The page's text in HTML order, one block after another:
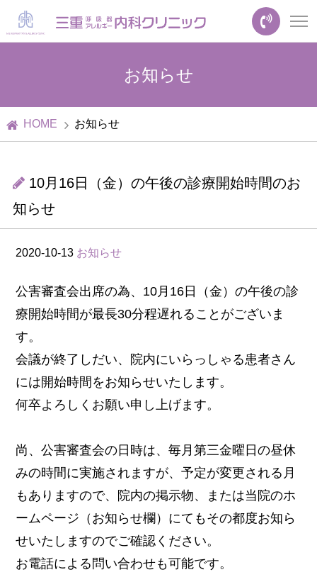
お知らせ
HOME お知らせ
10月16日（金）の午後の診療開始時間のお
知らせ
2020-10-13 お知らせ
公害審査会出席の為、10月16日（金）の午後の診
療開始時間が最長30分程遅れることがございま
す。
会議が終了しだい、院内にいらっしゃる患者さん
には開始時間をお知らせいたします。
何卒よろしくお願い申し上げます。
尚、公害審査会の日時は、毎月第三金曜日の昼休
みの時間に実施されますが、予定が変更される月
もありますので、院内の掲示物、または当院のホ
ームページ（お知らせ欄）にてもその都度お知ら
せいたしますのでご確認ください。
お電話による問い合わせも可能です。